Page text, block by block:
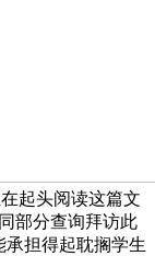
起头阅读这篇文
部分查询拜访此
担得起耽搁学生